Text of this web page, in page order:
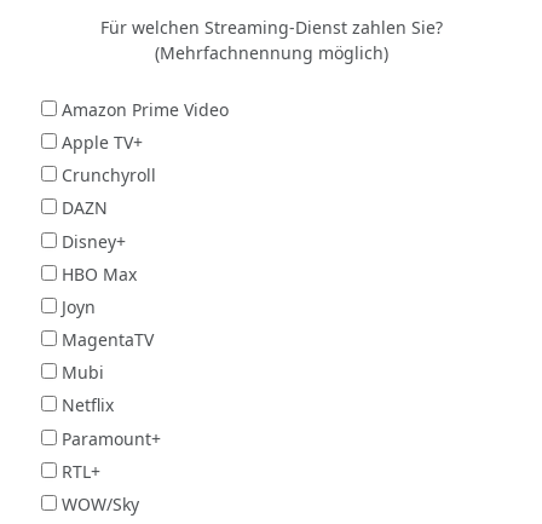
Für welchen Streaming-Dienst zahlen Sie?
(Mehrfachnennung möglich)
Amazon Prime Video
Apple TV+
Crunchyroll
DAZN
Disney+
HBO Max
Joyn
MagentaTV
Mubi
Netflix
Paramount+
RTL+
WOW/Sky